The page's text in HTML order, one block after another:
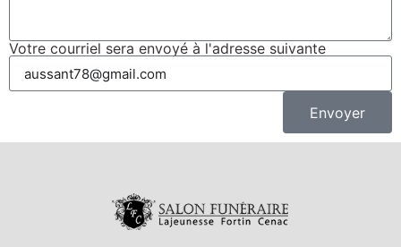
Votre courriel sera envoyé à l'adresse suivante
Envoyer